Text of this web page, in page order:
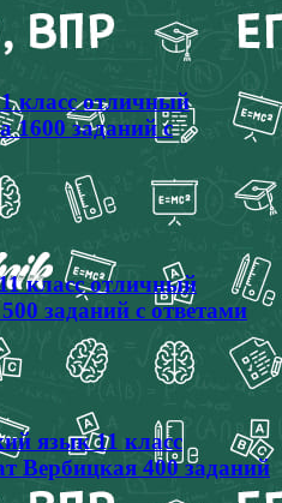
класс отличный
1600 заданий с
класс отличный
заданий с ответами
язык 11 класс
Вербицкая 400 заданий